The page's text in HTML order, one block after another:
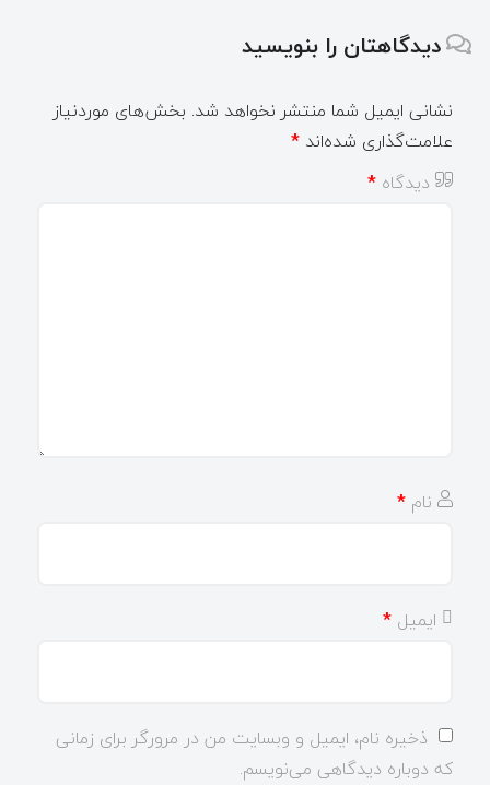
دیدگاهتان را بنویسید
نشانی ایمیل شما منتشر نخواهد شد. بخش‌های موردنیاز
علامت‌گذاری شده‌اند *
دیدگاه *
نام *
ایمیل *
ذخیره نام، ایمیل و وبسایت من در مرورگر برای زمانی
که دوباره دیدگاهی می‌نویسم.